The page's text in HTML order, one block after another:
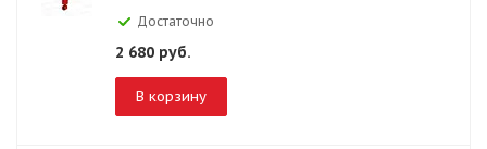
Достаточно
2 680 руб.
В корзину